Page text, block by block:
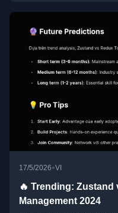
17/5/2026•VI
🔥 Trending:
Management 2024